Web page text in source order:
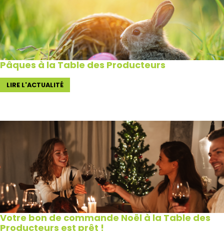
Pâques à la Table des Producteurs
LIRE L'ACTUALITÉ
Votre bon de commande Noël à la Table des
Producteurs est prêt !